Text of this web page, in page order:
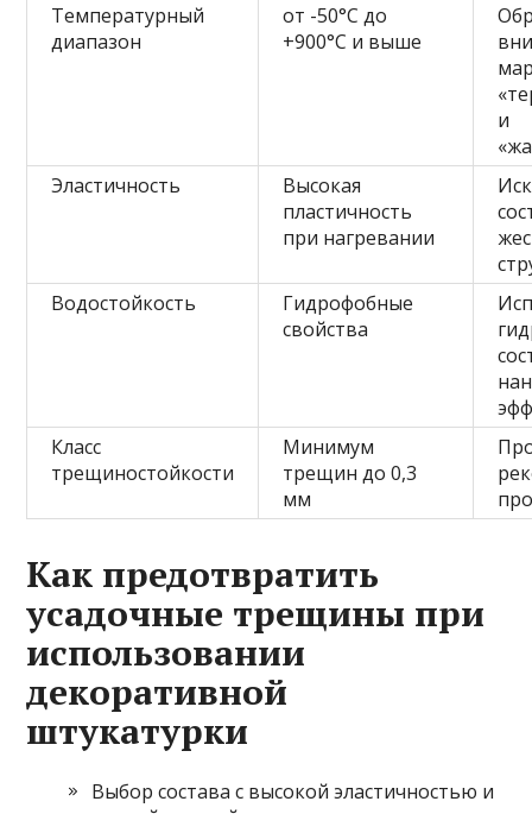
Температурный
диапазон
от -50°C до
+900°C и выше
и
Эластичность
Высокая
пластичность
при нагревании
Водостойкость
Гидрофобные
свойства
Класс
трещиностойкости
Минимум
трещин до 0,3
мм
Как предотвратить
усадочные трещины при
использовании
декоративной
штукатурки
Выбор состава с высокой эластичностью и